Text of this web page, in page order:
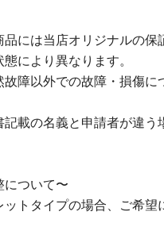
には当店オリジナルの保
により異なります。
障以外での故障・損傷に
記載の名義と申請者が違う
について〜
トタイプの場合、ご希望